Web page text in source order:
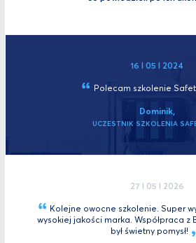
16 I 05 I 2024
Polecam szkolenie
Dominik,
UCZESTNIK SZKOLENIA
27 I 05 I 2026
Kolejne owocne szkolenie. Super
wysokiej jakości marka. Współpraca z
był świetny pomysł!